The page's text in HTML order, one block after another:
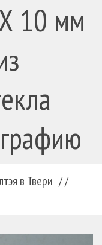
10 мм
в Твери / /